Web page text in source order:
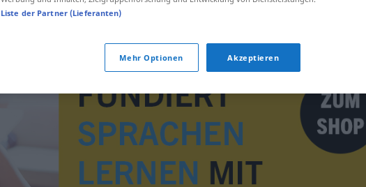
verkefni
Liste der Partner (Lieferanten)
Mehr Optionen Akzeptieren